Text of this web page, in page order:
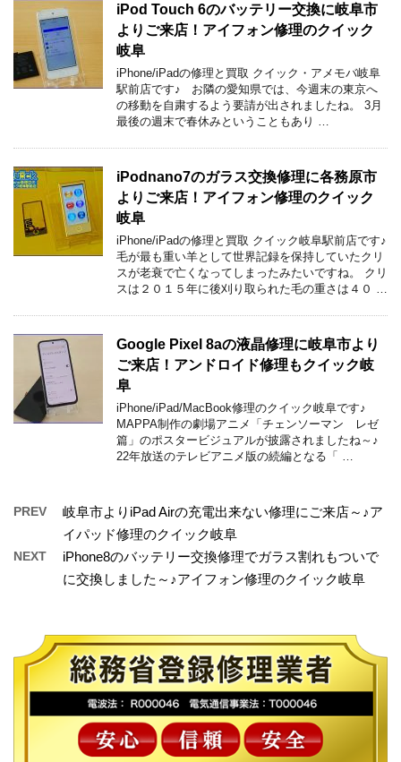
iPod Touch 6のバッテリー交換に岐阜市
よりご来店！アイフォン修理のクイック
岐阜
iPhone/iPadの修理と買取 クイック・アメモバ岐阜
駅前店です♪ お隣の愛知県では、今週末の東京へ
の移動を自粛するよう要請が出されましたね。 3月
最後の週末で春休みということもあり …
iPodnano7のガラス交換修理に各務原市
よりご来店！アイフォン修理のクイック
岐阜
iPhone/iPadの修理と買取 クイック岐阜駅前店です♪
毛が最も重い羊として世界記録を保持していたクリ
スが老衰で亡くなってしまったみたいですね。 クリ
スは２０１５年に後刈り取られた毛の重さは４０ …
Google Pixel 8aの液晶修理に岐阜市より
ご来店！アンドロイド修理もクイック岐
阜
iPhone/iPad/MacBook修理のクイック岐阜です♪
MAPPA制作の劇場アニメ「チェンソーマン レゼ
篇」のポスタービジュアルが披露されましたね～♪
22年放送のテレビアニメ版の続編となる「 …
PREV
岐阜市よりiPad Airの充電出来ない修理にご来店～♪ア
イパッド修理のクイック岐阜
NEXT
iPhone8のバッテリー交換修理でガラス割れもついで
に交換しました～♪アイフォン修理のクイック岐阜